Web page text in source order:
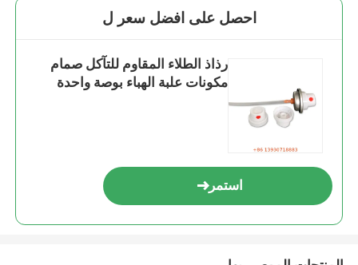
احصل على افضل سعر ل
رذاذ الطلاء المقاوم للتآكل صمام
مكونات علبة الهباء بوصة واحدة
استمر